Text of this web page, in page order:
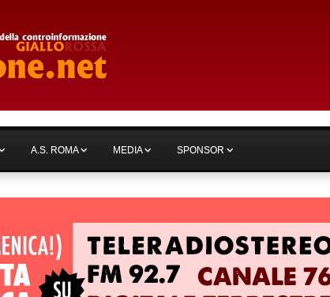
A.S. ROMA MEDIA SPONSOR